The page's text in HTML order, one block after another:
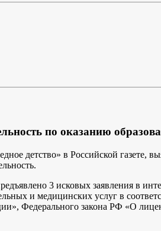
по оказанию
детство» в Российской газете,
3 исковых заявления в
и медицинских услуг в
Федерального закона РФ «О